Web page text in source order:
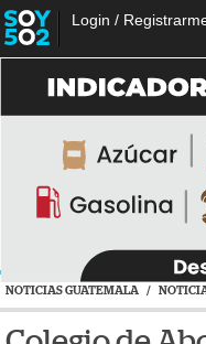
Login /
NOTICIAS GUATEMALA /